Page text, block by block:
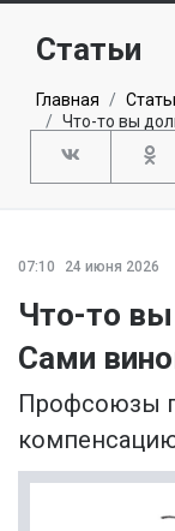
Статьи
Главная
Что-то вы
07:10 24 июня 2026
Что-то
Сами
Профсоюзы